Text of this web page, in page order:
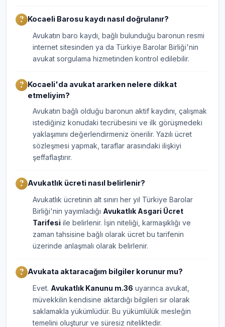
Kocaeli Barosu kaydı nasıl doğrulanır?
Avukatın baro kaydı, bağlı bulunduğu baronun resmi
internet sitesinden ya da Türkiye Barolar Birliği'nin
avukat sorgulama hizmetinden kontrol edilebilir.
Kocaeli'da avukat ararken nelere dikkat
etmeliyim?
Avukatın bağlı olduğu baronun aktif kaydını, çalışmak
istediğiniz konudaki tecrübesini ve ilk görüşmedeki
yaklaşımını değerlendirmeniz önerilir. Yazılı ücret
sözleşmesi yapmak, taraflar arasındaki ilişkiyi
şeffaflaştırır.
Avukatlık ücreti nasıl belirlenir?
Avukatlık ücretinin alt sınırı her yıl Türkiye Barolar
Birliği'nin yayımladığı Avukatlık Asgari Ücret
Tarifesi ile belirlenir. İşin niteliği, karmaşıklığı ve
zaman tahsisine bağlı olarak ücret bu tarifenin
üzerinde anlaşmalı olarak belirlenir.
Avukata aktaracağım bilgiler korunur mu?
Evet. Avukatlık Kanunu m.36 uyarınca avukat,
müvekkilin kendisine aktardığı bilgileri sır olarak
saklamakla yükümlüdür. Bu yükümlülük mesleğin
temelini oluşturur ve süresiz niteliktedir.